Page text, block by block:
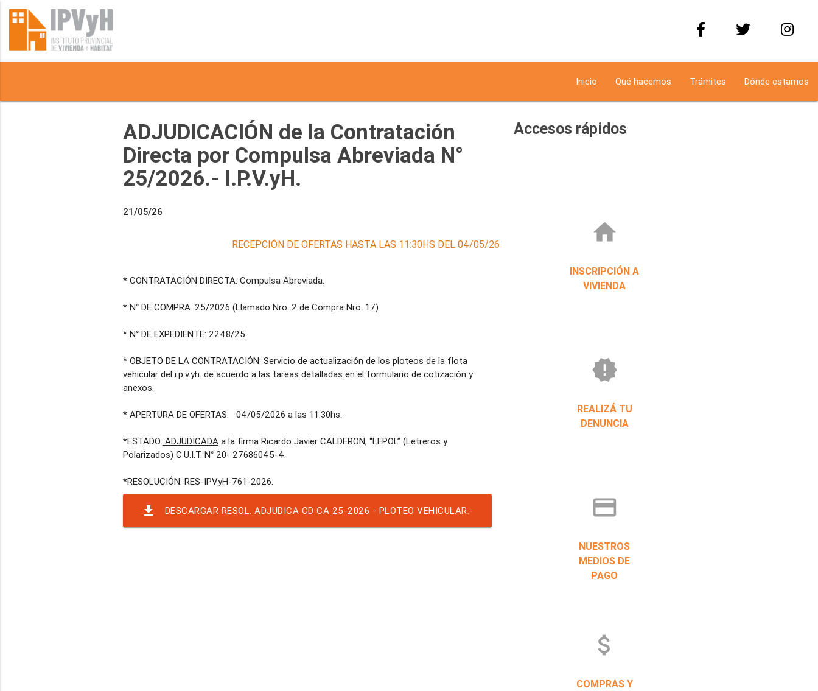
Inicio Qué hacemos Trámites Dónde estamos
ADJUDICACIÓN de la Contratación
Directa por Compulsa Abreviada N°
25/2026.- I.P.V.yH.
21/05/26
RECEPCIÓN DE OFERTAS HASTA LAS 11:30HS DEL 04/05/26
* CONTRATACIÓN DIRECTA: Compulsa Abreviada.
* N° DE COMPRA: 25/2026 (Llamado Nro. 2 de Compra Nro. 17)
* N° DE EXPEDIENTE: 2248/25.
* OBJETO DE LA CONTRATACIÓN: Servicio de actualización de los ploteos de la flota
vehicular del i.p.v.yh. de acuerdo a las tareas detalladas en el formulario de cotización y
anexos.
* APERTURA DE OFERTAS: 04/05/2026 a las 11:30hs.
*ESTADO: ADJUDICADA a la firma Ricardo Javier CALDERON, “LEPOL” (Letreros y
Polarizados) C.U.I.T. N° 20- 27686045-4.
file_download DESCARGAR RESOL. ADJUDICA CD CA 25-2026 - PLOTEO VEHICULAR.-
Accesos rápidos
home
INSCRIPCIÓN A
VIVIENDA
new_releases
REALIZÁ TU
DENUNCIA
credit_card
NUESTROS
MEDIOS DE
PAGO
attach_money
COMPRAS Y